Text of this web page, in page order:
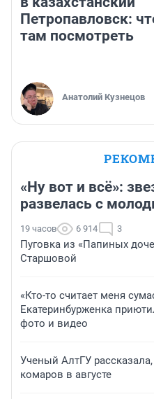
Петропавловск:
там посмотреть
Анатолий Кузнецов
«Ну вот и всё»:
развелась с
19 часов 6 914 3
Пуговка из «Папиных
Старшовой
«Кто-то считает меня
Екатеринбурженка
фото и видео
Ученый АлтГУ
комаров в августе